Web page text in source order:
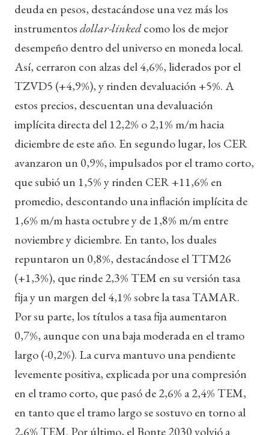
deuda en pesos, destacándose una vez más los
instrumentosdollar-linkedcomo los de mejor
desempeño dentro del universo en moneda local.
Así, cerraron con alzas del 4,6%, liderados por el
TZVD5 (+4,9%), y rinden devaluación +5%. A
estos precios, descuentan una devaluación
implícita directa del 12,2% o 2,1% m/m hacia
diciembre de este año. En segundo lugar, los CER
avanzaron un 0,9%, impulsados por el tramo corto,
que subió un 1,5% y rinden CER +11,6% en
promedio, descontando una inflación implícita de
1,6% m/m hasta octubre y de 1,8% m/m entre
noviembre y diciembre. En tanto, los duales
repuntaron un 0,8%, destacándose el TTM26
(+1,3%), que rinde 2,3% TEM en su versión tasa
fija y un margen del 4,1% sobre la tasa TAMAR.
Por su parte, los títulos a tasa fija aumentaron
0,7%, aunque con una baja moderada en el tramo
largo (-0,2%). La curva mantuvo una pendiente
levemente positiva, explicada por una compresión
en el tramo corto, que pasó de 2,6% a 2,4% TEM,
en tanto que el tramo largo se sostuvo en torno al
2,6% TEM. Por último, el Bonte 2030 volvió a